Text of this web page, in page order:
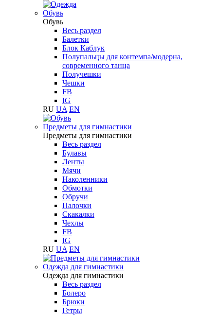
Обувь
Обувь
Весь раздел
Балетки
Блок Каблук
Полупальцы для контемпа/модерна,
современного танца
Получешки
Чешки
FB
IG
RU UA EN
Предметы для гимнастики
Предметы для гимнастики
Весь раздел
Булавы
Ленты
Мячи
Наколенники
Обмотки
Обручи
Палочки
Скакалки
Чехлы
FB
IG
RU UA EN
Одежда для гимнастики
Одежда для гимнастики
Весь раздел
Болеро
Брюки
Гетры